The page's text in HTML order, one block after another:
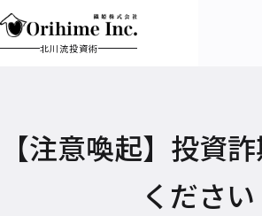
北川流投資術
【注意喚起】投資
ください